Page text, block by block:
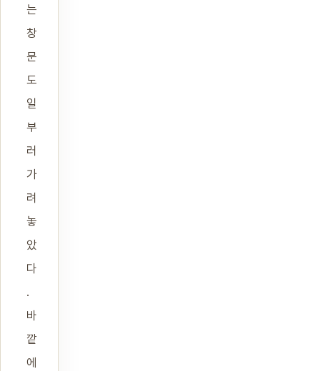
는
창
문
도
일
부
러
가
려
놓
았
다
.
바
깥
에